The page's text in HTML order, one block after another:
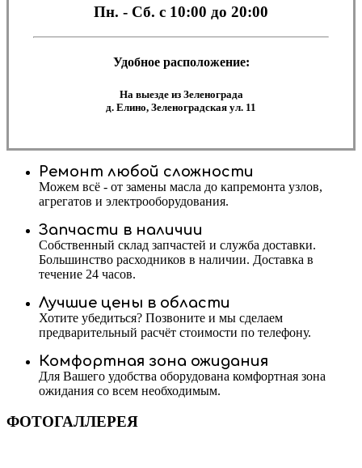
Пн. - Сб. с 10:00 до 20:00
Удобное расположение:
На выезде из Зеленограда
д. Елино, Зеленоградская ул. 11
Ремонт любой сложности
Можем всё - от замены масла до капремонта узлов,
агрегатов и электрооборудования.
Запчасти в наличии
Собственный склад запчастей и служба доставки.
Большинство расходников в наличии. Доставка в
течение 24 часов.
Лучшие цены в области
Хотите убедиться? Позвоните и мы сделаем
предварительный расчёт стоимости по телефону.
Комфортная зона ожидания
Для Вашего удобства оборудована комфортная зона
ожидания со всем необходимым.
ФОТОГАЛЛЕРЕЯ